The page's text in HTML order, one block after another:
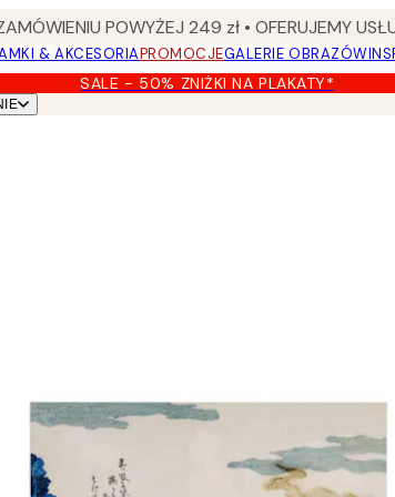
POWYŻEJ 249 zł • OFERUJEMY
& AKCESORIAPROMOCJEGALERIE OBRAZÓW
SALE - 50% ZNIŻKI NA PLAKATY*